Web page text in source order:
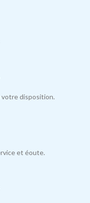
disposition.
et éoute.